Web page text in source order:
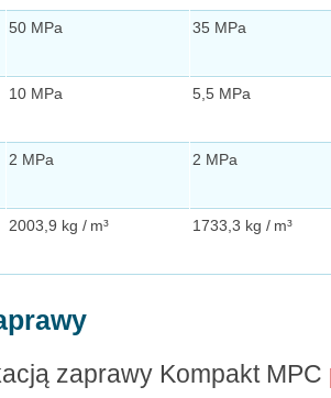
50 MPa 35 MPa
10 MPa 5,5 MPa
2 MPa 2 MPa
2003,9 kg / m³ 1733,3 kg / m³
zaprawy Kompakt MPC